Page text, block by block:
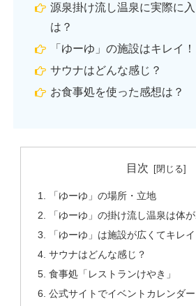
源泉掛け流し温泉に実際に
は？
「ゆーゆ」の施設はキレイ！
サウナはどんな感じ？
お食事処を使った感想は？
目次
「ゆーゆ」の場所・立地
「ゆーゆ」の掛け流し温泉は体
「ゆーゆ」は施設が広くてキレイ
サウナはどんな感じ？
食事処「レストランけやき」
公式サイトでイベントカレンダ